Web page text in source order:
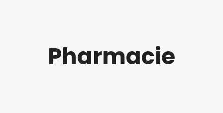
Pharmacie